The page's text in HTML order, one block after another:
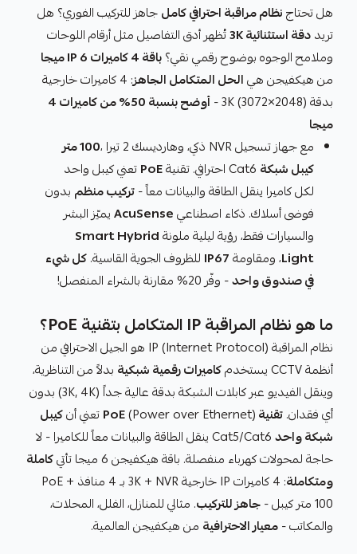
هل تحتاجنظام مراقبة احترافي كاملجاهز للتركيب الفوري؟ هل
تريددقة استثنائية 3K
تُظهر أدق التفاصيل مثل أرقام اللوحات
وملامح الوجوه بوضوح رقمي نقي؟باقة 4 كاميرات IP 6 ميجا
من هيكفيجن هيالحل المتكامل الجاهز
: 4 كاميرات خارجية
بدقة 3K (3072×2048) -
أوضح بنسبة 50% من كاميرات 4
ميجا
مع جهاز تسجيل NVR ذكي، وهارديسك 2 تيرا ،
100 متر
كيبل شبكة
PoEتعني كيبل واحد
لكل كاميرا ينقل الطاقة والبيانات معاً -تركيب منظم بدون
فوضى أسلاك. ذكاء اصطناعيAcuSenseيميّز البشر
والسيارات فقط، رؤية ليلية ملونةSmart Hybrid
Light، ومقاومةIP67 للظروف الجوية القاسية.كل شيء
في صندوق واحد- وفّر 20% مقارنة بالشراء المنفصل!
ما هو نظام المراقبة IP المتكامل بتقنية PoE؟
نظام المراقبة IP (Internet Protocol) هو الجيل الاحترافي من
أنظمة CCTV يستخدم
كاميرات رقمية شبكية بدلاً من التناظرية،
وينقل الفيديو عبر كابلات الشبكة بدقة عالية جداً (3K, 4K) بدون
أي فقدان.تقنية PoE(Power over Ethernet) تعني أن
كيبل
شبكة واحد
Cat5/Cat6 ينقل الطاقة والبيانات معاً للكاميرا - لا
حاجة لمحولات كهرباء منفصلة. باقة هيكفيجن 6 ميجا تأتي
كاملة
ومتكاملة
: 4 كاميرات IP خارجية 3K + NVR بـ 4 منافذ PoE +
100 متر كيبل -
جاهز للتركيب. مثالي للمنازل، الفلل، المحلات،
والمكاتب -معيار الاحترافية من هيكفيجن العالمية.